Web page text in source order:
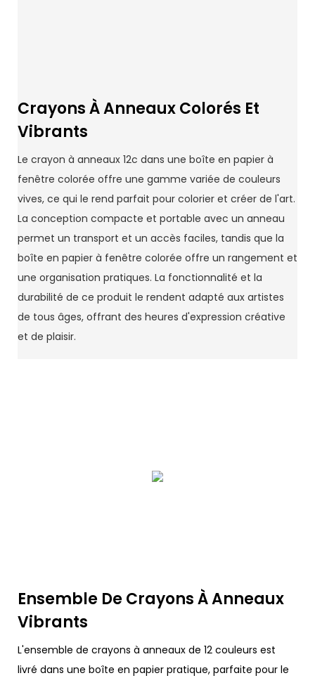
Crayons À Anneaux Colorés Et
Vibrants
Le crayon à anneaux 12c dans une boîte en papier à
fenêtre colorée offre une gamme variée de couleurs
vives, ce qui le rend parfait pour colorier et créer de l'art.
La conception compacte et portable avec un anneau
permet un transport et un accès faciles, tandis que la
boîte en papier à fenêtre colorée offre un rangement et
une organisation pratiques. La fonctionnalité et la
durabilité de ce produit le rendent adapté aux artistes
de tous âges, offrant des heures d'expression créative
et de plaisir.
Ensemble De Crayons À Anneaux
Vibrants
L'ensemble de crayons à anneaux de 12 couleurs est
livré dans une boîte en papier pratique, parfaite pour le